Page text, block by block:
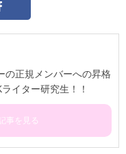
の正規メンバーへの昇格
イター研究生！！
事を見る